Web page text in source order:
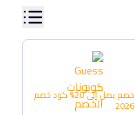
خصم يصل إلى 20% كود خصم
2026